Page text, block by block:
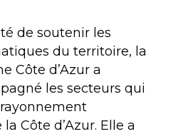
de soutenir les
du territoire, la
Côte d’Azur a
les secteurs qui
Côte d’Azur. Elle a